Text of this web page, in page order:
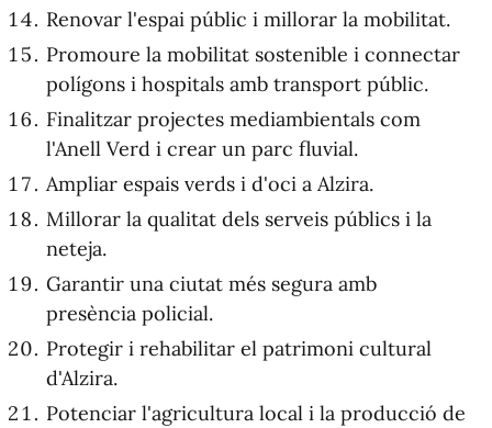
Renovar l'espai públic i millorar la mobilitat.
Promoure la mobilitat sostenible i connectar
polígons i hospitals amb transport públic.
Finalitzar projectes mediambientals com
l'Anell Verd i crear un parc fluvial.
Ampliar espais verds i d'oci a Alzira.
Millorar la qualitat dels serveis públics i la
neteja.
Garantir una ciutat més segura amb
presència policial.
Protegir i rehabilitar el patrimoni cultural
d'Alzira.
Potenciar l'agricultura local i la producció de